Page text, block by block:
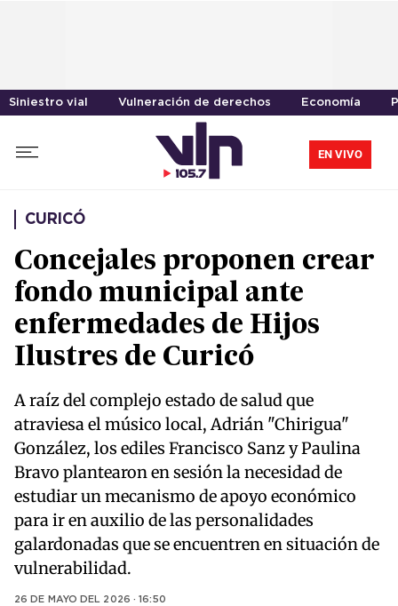
Siniestro vial Vulneración de derechos Economía
EN VIVO
CURICÓ
Concejales proponen crear
fondo municipal ante
enfermedades de Hijos
Ilustres de Curicó
A raíz del complejo estado de salud que
atraviesa el músico local, Adrián "Chirigua"
González, los ediles Francisco Sanz y Paulina
Bravo plantearon en sesión la necesidad de
estudiar un mecanismo de apoyo económico
para ir en auxilio de las personalidades
galardonadas que se encuentren en situación de
vulnerabilidad.
26 DE MAYO DEL 2026 · 16:50